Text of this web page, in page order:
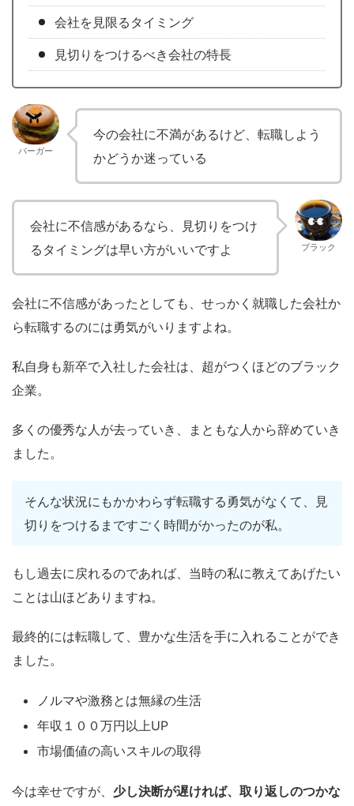
会社を見限るタイミング
見切りをつけるべき会社の特長
バーガー
今の会社に不満があるけど、転職しよう
かどうか迷っている
会社に不信感があるなら、見切りをつけ
るタイミングは早い方がいいですよ
ブラック
会社に不信感があったとしても、せっかく就職した会社か
ら転職するのには勇気がいりますよね。
私自身も新卒で入社した会社は、超がつくほどのブラック
企業。
多くの優秀な人が去っていき、まともな人から辞めていき
ました。
そんな状況にもかかわらず転職する勇気がなくて、見
切りをつけるまですごく時間がかったのが私。
もし過去に戻れるのであれば、当時の私に教えてあげたい
ことは山ほどありますね。
最終的には転職して、豊かな生活を手に入れることができ
ました。
ノルマや激務とは無縁の生活
年収１００万円以上UP
市場価値の高いスキルの取得
今は幸せですが、 少し決断が遅ければ、取り返しのつかな